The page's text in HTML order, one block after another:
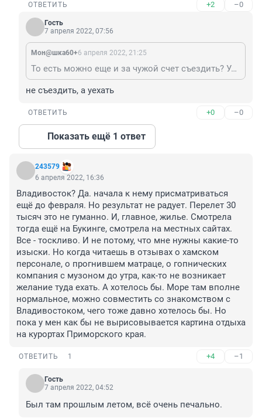
ОТВЕТИТЬ +2 –0
Гость
7 апреля 2022, 07:56
Мон@шка60+6 апреля 2022, 21:25
То есть можно еще и за чужой счет съездить? Удовольствие - то не из дешевых.
не съездить, а уехать
ОТВЕТИТЬ +0 –0
Показать ещё 1 ответ
243579
6 апреля 2022, 16:36
Владивосток? Да. начала к нему присматриваться
ещё до февраля. Но результат не радует. Перелет 30
тысяч это не гуманно. И, главное, жилье. Смотрела
тогда ещё на Букинге, смотрела на местных сайтах.
Все - тоскливо. И не потому, что мне нужны какие-то
изыски. Но когда читаешь в отзывах о хамском
персонале, о прогнившем матраце, о гопнических
компания с музоном до утра, как-то не возникает
желание туда ехать. А хотелось бы. Море там вполне
нормальное, можно совместить со знакомством с
Владивостоком, чего тоже давно хотелось бы. Но
пока у мен как бы не вырисовывается картина отдыха
на курортах Приморского края.
ОТВЕТИТЬ 1 +4 –1
Гость
7 апреля 2022, 04:52
Был там прошлым летом, всё очень печально.